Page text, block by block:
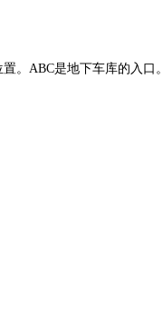
置。ABC是地下车库的入口。